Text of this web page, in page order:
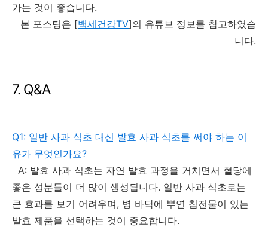
가는 것이 좋습니다.
본 포스팅은 [백세건강TV]의 유튜브 정보를 참고하였습
니다.
7. Q&A
Q1: 일반 사과 식초 대신 발효 사과 식초를 써야 하는 이
유가 무엇인가요?
A: 발효 사과 식초는 자연 발효 과정을 거치면서 혈당에
좋은 성분들이 더 많이 생성됩니다. 일반 사과 식초로는
큰 효과를 보기 어려우며, 병 바닥에 뿌연 침전물이 있는
발효 제품을 선택하는 것이 중요합니다.